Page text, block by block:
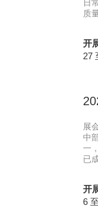
日
质
开
27
展
中
一
已
开
6